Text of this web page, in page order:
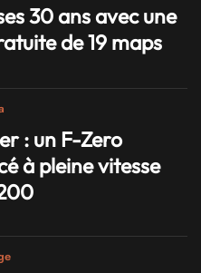
30 ans avec une
de 19 maps
: un F-Zero
à pleine vitesse